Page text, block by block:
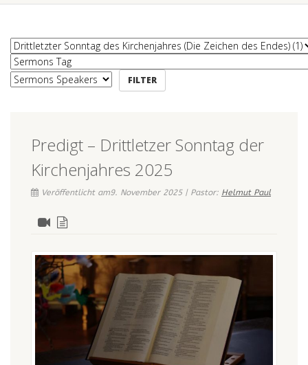
Predigt – Drittletzer Sonntag der
Kirchenjahres 2025
Veröffentlicht am9. November 2025 | Pastor: Helmut Paul